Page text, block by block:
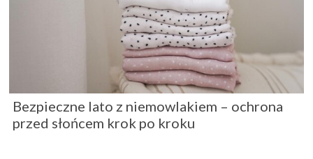
Bezpieczne lato z niemowlakiem – ochrona
przed słońcem krok po kroku